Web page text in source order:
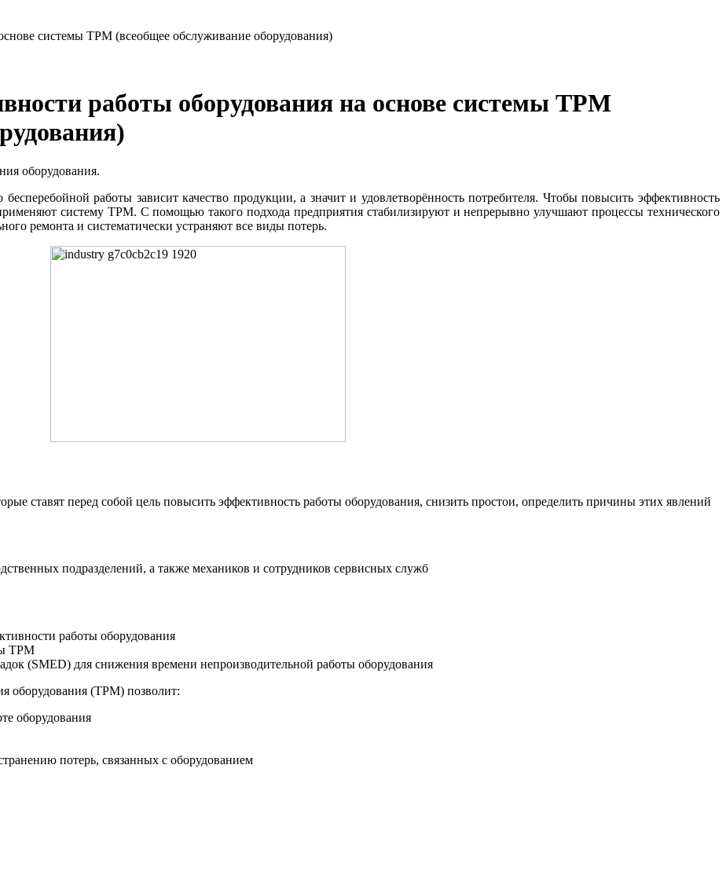
системы TPM (всеобщее обслуживание оборудования)
работы оборудования на основе системы TPM
оборудования.
работы зависит качество продукции, а значит и удовлетворённость потребителя. Чтобы повысить эффективность
систему TPM. С помощью такого подхода предприятия стабилизируют и непрерывно улучшают процессы технического
ремонта и систематически устраняют все виды потерь.
ставят перед собой цель повысить эффективность работы оборудования, снизить простои, определить причины этих явлений
подразделений, а также механиков и сотрудников сервисных служб
работы оборудования
TPM
(SMED) для снижения времени непроизводительной работы оборудования
оборудования (TPM) позволит:
оборудования
потерь, связанных с оборудованием